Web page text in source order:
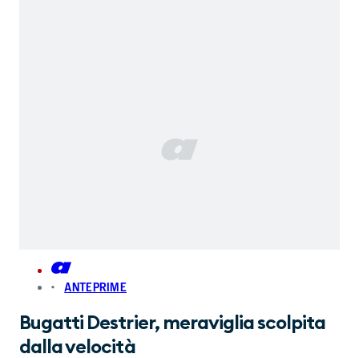
ANTEPRIME
Bugatti Destrier, meraviglia scolpita
dalla velocità